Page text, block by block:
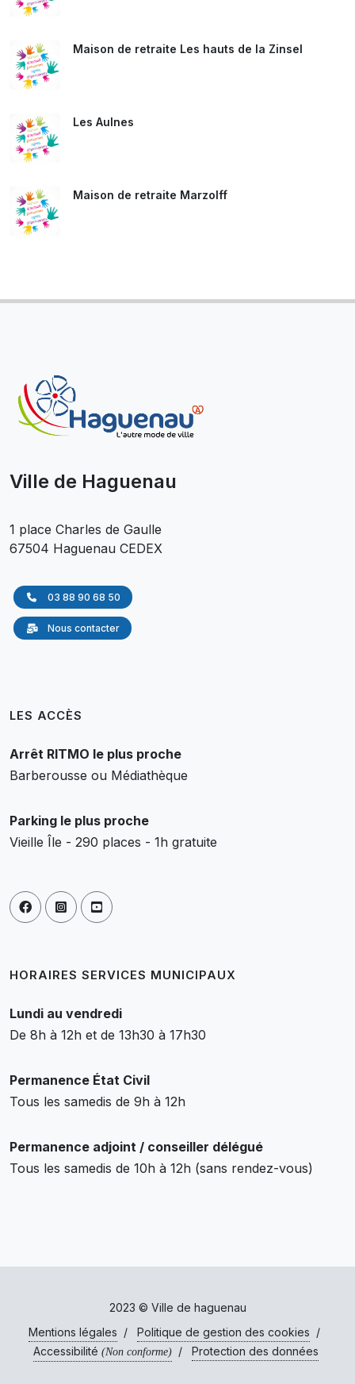
Maison de retraite Les hauts de la Zinsel
Les Aulnes
Maison de retraite Marzolff
Ville de Haguenau
1 place Charles de Gaulle
67504 Haguenau CEDEX
03 88 90 68 50
Nous contacter
LES ACCÈS
Arrêt RITMO le plus proche
Barberousse ou Médiathèque
Parking le plus proche
Vieille Île - 290 places - 1h gratuite
HORAIRES SERVICES MUNICIPAUX
Lundi au vendredi
De 8h à 12h et de 13h30 à 17h30
Permanence État Civil
Tous les samedis de 9h à 12h
Permanence adjoint / conseiller délégué
Tous les samedis de 10h à 12h (sans rendez-vous)
2023 © Ville de haguenau
Mentions légales / Politique de gestion des cookies /
Accessibilité (Non conforme) / Protection des données